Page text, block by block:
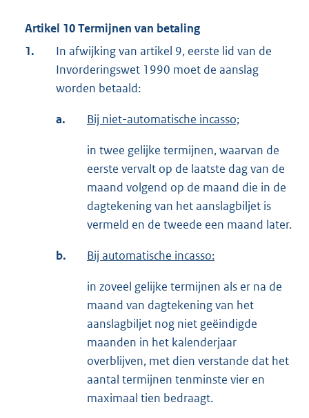
Artikel 10 Termijnen van betaling
1.
In afwijking van artikel 9, eerste lid van de
Invorderingswet 1990 moet de aanslag
worden betaald:
a. Bij niet-automatische incasso;
in twee gelijke termijnen, waarvan de
eerste vervalt op de laatste dag van de
maand volgend op de maand die in de
dagtekening van het aanslagbiljet is
vermeld en de tweede een maand later.
b. Bij automatische incasso:
in zoveel gelijke termijnen als er na de
maand van dagtekening van het
aanslagbiljet nog niet geëindigde
maanden in het kalenderjaar
overblijven, met dien verstande dat het
aantal termijnen tenminste vier en
maximaal tien bedraagt.